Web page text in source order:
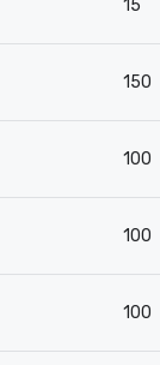
15
150
100
100
100